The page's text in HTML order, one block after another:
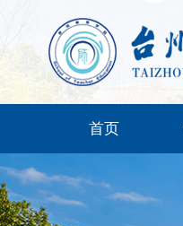
首页
实验教学中心